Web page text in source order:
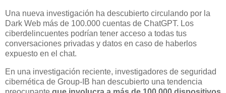
Una nueva investigación ha descubierto circulando por la
Dark Web más de 100.000 cuentas de ChatGPT. Los
ciberdelincuentes podrían tener acceso a todas tus
conversaciones privadas y datos en caso de haberlos
expuesto en el chat.
En una investigación reciente, investigadores de seguridad
cibernética de Group-IB han descubierto una tendencia